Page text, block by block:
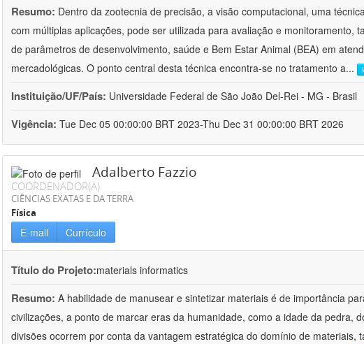
Resumo: Dentro da zootecnia de precisão, a visão computacional, uma
com múltiplas aplicações, pode ser utilizada para avaliação e monitoramento,
de parâmetros de desenvolvimento, saúde e Bem Estar Animal (BEA) em
mercadológicas. O ponto central desta técnica encontra-se no tratamento a...
Instituição/UF/País: Universidade Federal de São João Del-Rei - MG - Brasil
Vigência: Tue Dec 05 00:00:00 BRT 2023-Thu Dec 31 00:00:00 BRT 2026
Adalberto Fazzio
COORDENADOR(A)
CIÊNCIAS EXATAS E DA TERRA
Física
E-mail Currículo
Título do Projeto:materials informatics
Resumo: A habilidade de manusear e sintetizar materiais é de importância
civilizações, a ponto de marcar eras da humanidade, como a idade da pedra,
divisões ocorrem por conta da vantagem estratégica do domínio de materiais,